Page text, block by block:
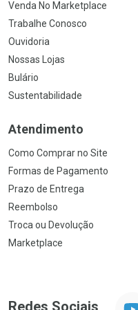
Venda No Marketplace
Trabalhe Conosco
Ouvidoria
Nossas Lojas
Bulário
Sustentabilidade
Atendimento
Como Comprar no Site
Formas de Pagamento
Prazo de Entrega
Reembolso
Troca ou Devolução
Marketplace
Redes Sociais